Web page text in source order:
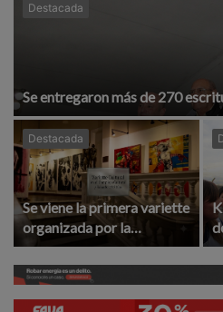
Destacada
Se entregaron más de 270
Destacada
Se viene la primera variette
organizada por la
Asociación Amigos del
Complejo Cultural